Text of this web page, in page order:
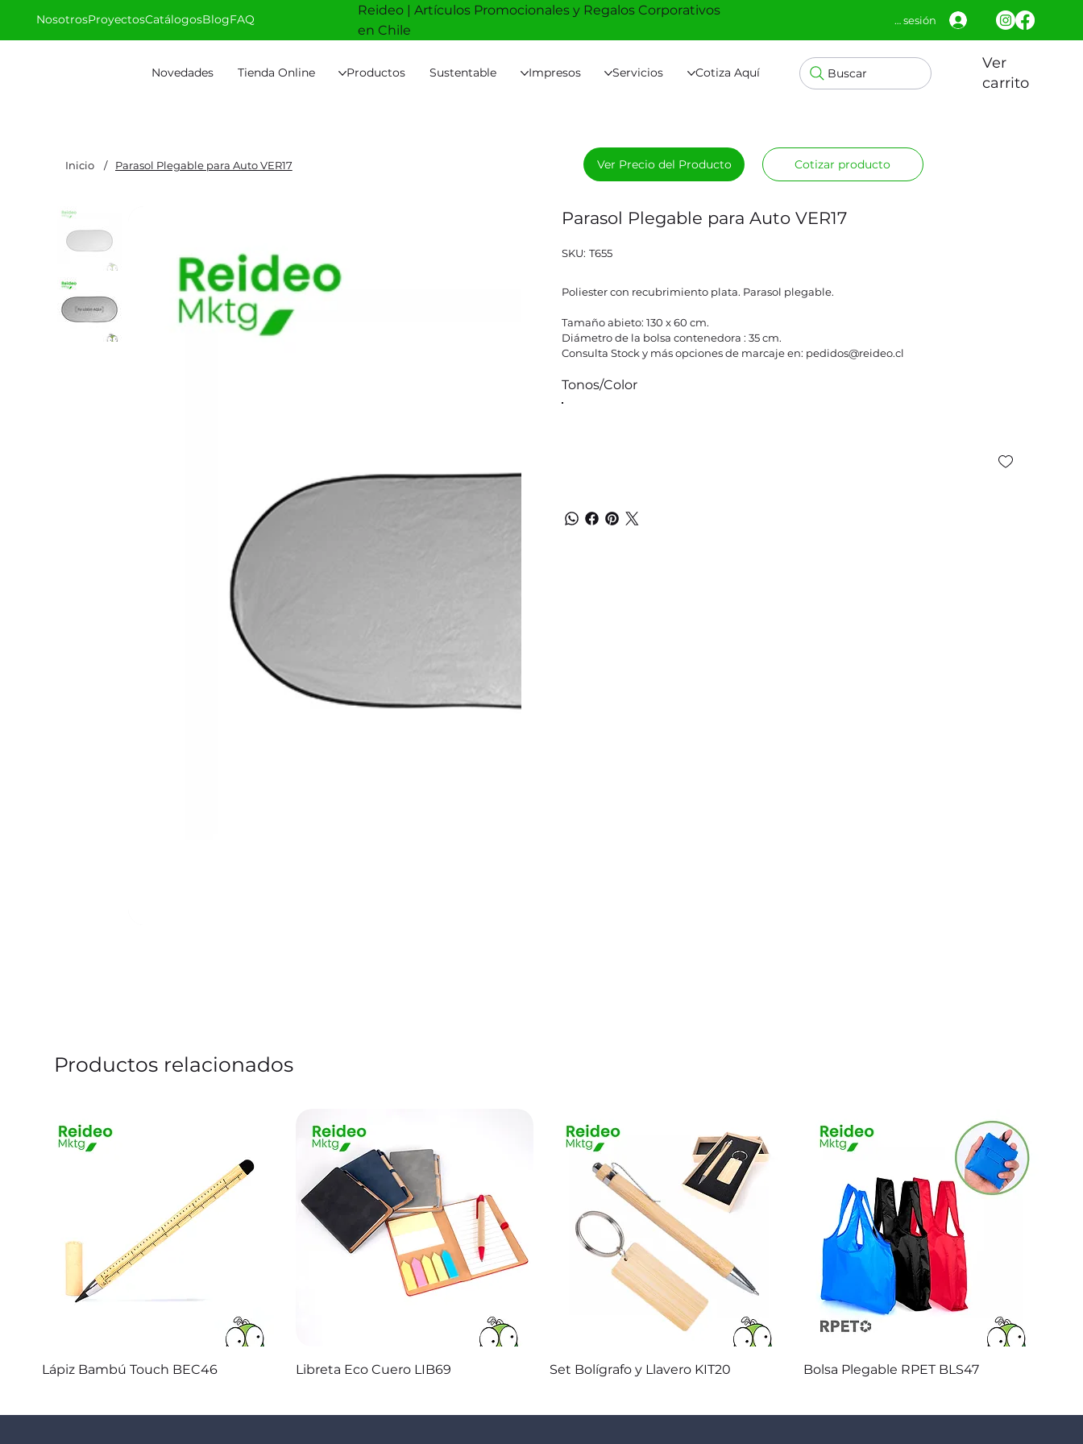
Novedades Tienda Online Productos Sustentable Impresos Servicios Cotiza Aquí Buscar
Ver
carrito
NosotrosProyectosCatálogosBlogFAQ
Reideo | Artículos Promocionales y Regalos Corporativos
en Chile
Iniciar sesión
Inicio / Parasol Plegable para Auto VER17
Parasol Plegable para Auto VER17
SKU: SKU
T655
T655
Poliester con recubrimiento plata. Parasol plegable.
Tamaño abieto: 130 x 60 cm.
Diámetro de la bolsa contenedora : 35 cm.
Consulta Stock y más opciones de marcaje en: pedidos@reideo.cl
Tonos/Color
Ver Precio del Producto Cotizar producto
Productos relacionados
Vista rápida
Lápiz Bambú Touch BEC46 Vista rápida
Libreta Eco Cuero LIB69 Vista rápida
Set Bolígrafo y Llavero KIT20 Vista rápida
Bolsa Plegable RPET BLS47